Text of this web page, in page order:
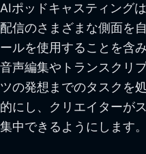
AIポッドキャスティング
配信のさまざまな側面を
ールを使用することを含
音声編集やトランスクリ
ツの発想までのタスクを
的にし、クリエイターが
集中できるようにします。